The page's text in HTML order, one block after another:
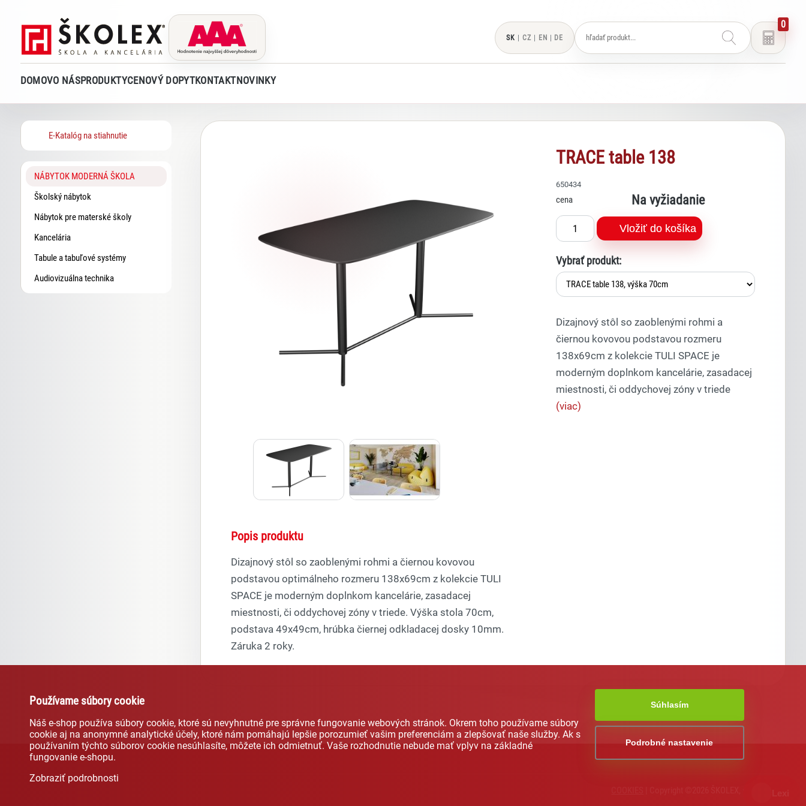
SK | CZ | EN | DE
0
DOMOVO NÁSPRODUKTYCENOVÝ DOPYTKONTAKTNOVINKY
E-Katalóg na stiahnutie
NÁBYTOK MODERNÁ ŠKOLA
Školský nábytok
Nábytok pre materské školy
Kancelária
Tabule a tabuľové systémy
Audiovizuálna technika
TRACE table 138
650434
cena Na vyžiadanie
Vložiť do košíka
Vybrať produkt:
Dizajnový stôl so zaoblenými rohmi a
čiernou kovovou podstavou rozmeru
138x69cm z kolekcie TULI SPACE je
moderným doplnkom kancelárie, zasadacej
miestnosti, či oddychovej zóny v triede
(viac)
Popis produktu
Dizajnový stôl so zaoblenými rohmi a čiernou kovovou
podstavou optimálneho rozmeru 138x69cm z kolekcie TULI
SPACE je moderným doplnkom kancelárie, zasadacej
miestnosti, či oddychovej zóny v triede. Výška stola 70cm,
podstava 49x49cm, hrúbka čiernej odkladacej dosky 10mm.
Záruka 2 roky.
Používame súbory cookie
Náš e-shop používa súbory cookie, ktoré sú nevyhnutné pre správne fungovanie webových stránok. Okrem toho používame súbory
cookie aj na anonymné analytické účely, ktoré nám pomáhajú lepšie porozumieť vašim preferenciám a zlepšovať naše služby. Ak s
používaním týchto súborov cookie nesúhlasíte, môžete ich odmietnuť. Vaše rozhodnutie nebude mať vplyv na základné
fungovanie e-shopu.
Zobraziť podrobnosti
Súhlasím
Podrobné nastavenie
Lexi
Asistent pre školský nábytok a